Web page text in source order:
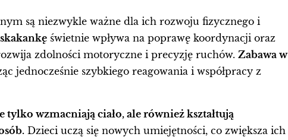
są niezwykle ważne dla ich rozwoju fizycznego i
świetnie wpływa na poprawę koordynacji oraz
zdolności motoryczne i precyzję ruchów. Zabawa w
jednocześnie szybkiego reagowania i współpracy z
wzmacniają ciało, ale również kształtują
Dzieci uczą się nowych umiejętności, co zwiększa ich